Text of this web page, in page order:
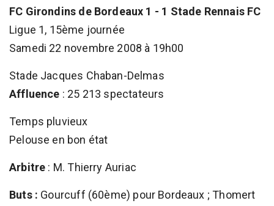
FC Girondins de Bordeaux 1 - 1 Stade Rennais FC
Ligue 1, 15ème journée
Samedi 22 novembre 2008 à 19h00
Stade Jacques Chaban-Delmas
Affluence : 25 213 spectateurs
Temps pluvieux
Pelouse en bon état
Arbitre : M. Thierry Auriac
Buts : Gourcuff (60ème) pour Bordeaux ; Thomert